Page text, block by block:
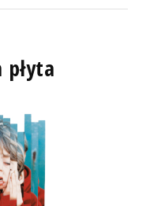
płyta